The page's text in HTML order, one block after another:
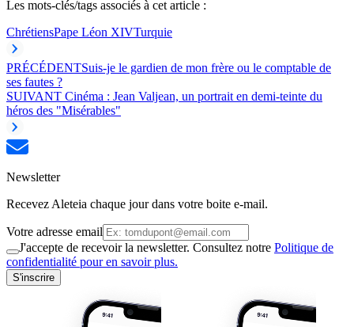
Les mots-clés/tags associés à cet article :
ChrétiensPape Léon XIVTurquie
PRÉCÉDENTSuis-je le gardien de mon frère ou le comptable de
ses fautes ?
SUIVANT Cinéma : Jean Valjean, un portrait en demi-teinte du
héros des "Misérables"
Newsletter
Recevez Aleteia chaque jour dans votre boite e-mail.
Votre adresse email
J'accepte de recevoir la newsletter. Consultez notre Politique de
confidentialité pour en savoir plus.
S'inscrire